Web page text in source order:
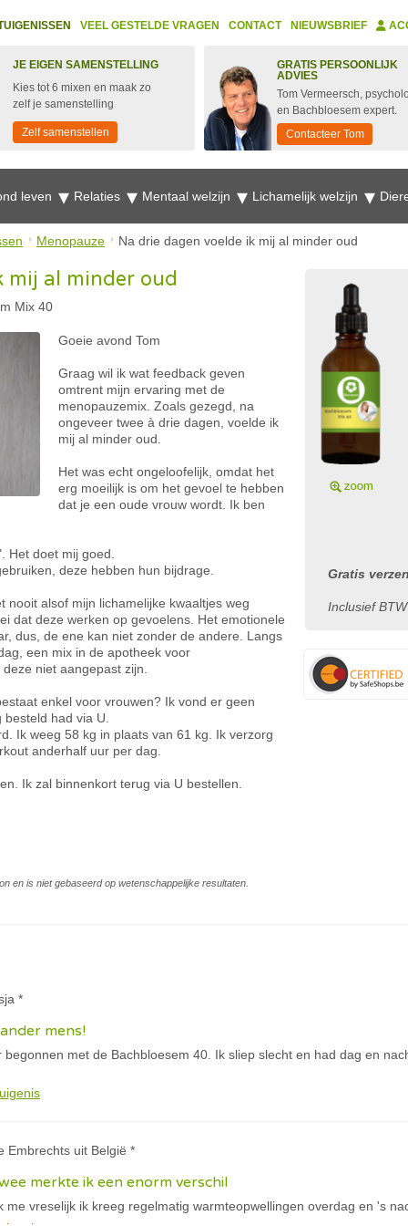
VEEL GESTELDE VRAGEN CONTACT NIEUWSBRIEF
JE EIGEN SAMENSTELLING
Kies tot 6 mixen en maak zo
zelf je samenstelling
Zelf samenstellen
GRATIS PERSOONLIJK
ADVIES
Tom Vermeersch,
en Bachbloesem expert.
Contacteer Tom
leven Relaties Mentaal welzijn Lichamelijk welzijn
Menopauze Na drie dagen voelde ik mij al minder oud
mij al minder oud
Mix 40
Goeie avond Tom
Graag wil ik wat feedback geven
omtrent mijn ervaring met de
menopauzemix. Zoals gezegd, na
ongeveer twee à drie dagen, voelde ik
mij al minder oud.
Het was echt ongeloofelijk, omdat het
erg moeilijk is om het gevoel te hebben
dat je een oude vrouw wordt. Ik ben
Het doet mij goed.
deze hebben hun bijdrage.
nooit alsof mijn lichamelijke kwaaltjes weg
dat deze werken op gevoelens. Het emotionele
dus, de ene kan niet zonder de andere. Langs
een mix in de apotheek voor
niet aangepast zijn.
enkel voor vrouwen? Ik vond er geen
had via U.
Ik weeg 58 kg in plaats van 61 kg. Ik verzorg
anderhalf uur per dag.
Ik zal binnenkort terug via U bestellen.
en is niet gebaseerd op wetenschappelijke resultaten.
Gratis
Inclusief BTW
*
mens!
met de Bachbloesem 40. Ik sliep slecht en had dag en
Embrechts uit België *
merkte ik een enorm verschil
me vreselijk ik kreeg regelmatig warmteopwellingen overdag en 's